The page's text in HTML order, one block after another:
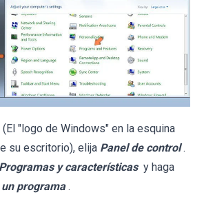
(El "logo de Windows" en la esquina
su escritorio), elija Panel de control .
Programas y características y haga
programa .